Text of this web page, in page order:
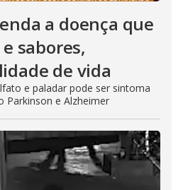
a doença que
sabores,
de vida
e paladar pode ser sintoma
Parkinson e Alzheimer